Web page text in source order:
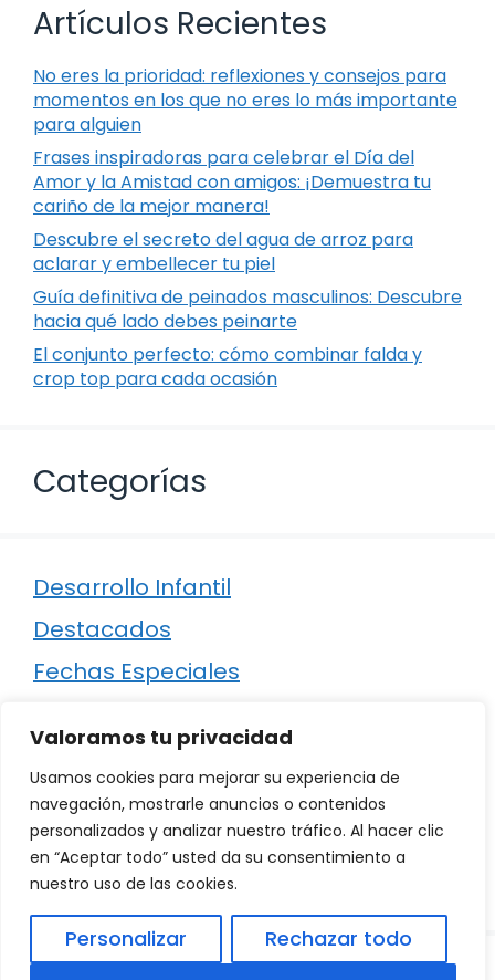
Valoramos tu privacidad
Usamos cookies para mejorar su experiencia de
navegación, mostrarle anuncios o contenidos
personalizados y analizar nuestro tráfico. Al hacer clic
en “Aceptar todo” usted da su consentimiento a
nuestro uso de las cookies.
Personalizar
Rechazar todo
Artículos Recientes
No eres la prioridad: reflexiones y consejos para
momentos en los que no eres lo más importante
para alguien
Frases inspiradoras para celebrar el Día del
Amor y la Amistad con amigos: ¡Demuestra tu
cariño de la mejor manera!
Descubre el secreto del agua de arroz para
aclarar y embellecer tu piel
Guía definitiva de peinados masculinos: Descubre
hacia qué lado debes peinarte
El conjunto perfecto: cómo combinar falda y
crop top para cada ocasión
Categorías
Desarrollo Infantil
Destacados
Fechas Especiales
Regalos
Relaciones
Ropa
Política de Privacidad Aviso Legal|